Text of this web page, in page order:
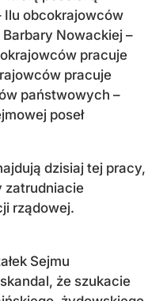
obcokrajowców
Nowackiej –
pracuje
pracuje
państwowych –
poseł
dzisiaj tej pracy,
zatrudniacie
rządowej.
Sejmu
że szukacie